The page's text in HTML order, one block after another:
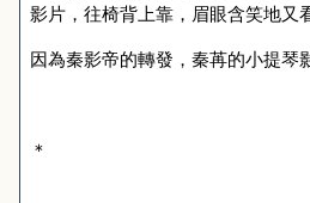
影片，往椅背上靠，眉眼含笑地又
因為秦影帝的轉發，秦苒的小提琴
＊